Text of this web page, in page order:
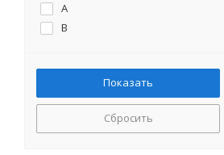
A
B
Сбросить